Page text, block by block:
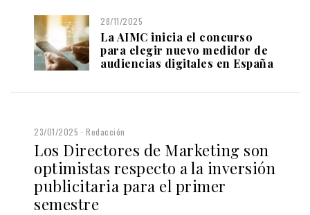
28/11/2025
La AIMC inicia el concurso
para elegir nuevo medidor de
audiencias digitales en España
23/01/2025 Redacción
Los Directores de Marketing son
optimistas respecto a la inversión
publicitaria para el primer
semestre